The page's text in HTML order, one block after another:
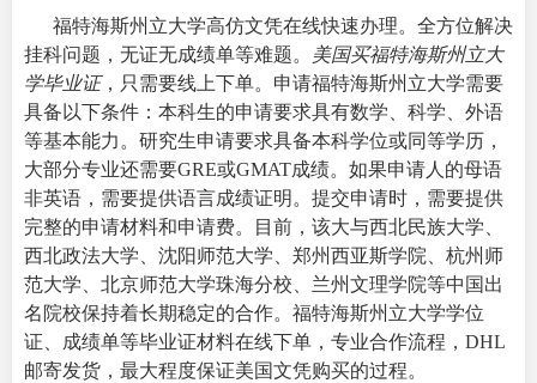
福特海斯州立大学高仿文凭在线快速办理。全方位解决
挂科问题，无证无成绩单等难题。
美国买福特海斯州立大
学毕业证，只需要线上下单。申请福特海斯州立大学需要
具备以下条件：本科生的申请要求具有数学、科学、外语
等基本能力。研究生申请要求具备本科学位或同等学历，
大部分专业还需要GRE或GMAT成绩。如果申请人的母语
非英语，需要提供语言成绩证明。提交申请时，需要提供
完整的申请材料和申请费。目前，该大与西北民族大学、
西北政法大学、沈阳师范大学、郑州西亚斯学院、杭州师
范大学、北京师范大学珠海分校、兰州文理学院等中国出
名院校保持着长期稳定的合作。福特海斯州立大学学位
证、成绩单等毕业证材料在线下单，专业合作流程，DHL
邮寄发货，最大程度保证美国文凭购买的过程。